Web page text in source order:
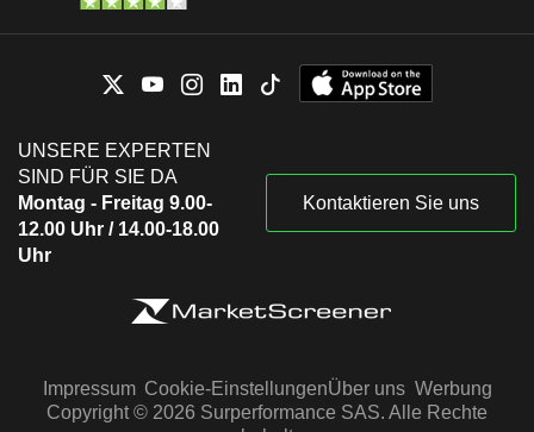
UNSERE EXPERTEN
SIND FÜR SIE DA
Montag - Freitag 9.00-
12.00 Uhr / 14.00-18.00
Uhr
Kontaktieren Sie uns
Impressum Cookie-EinstellungenÜber uns Werbung
Copyright © 2026 Surperformance SAS. Alle Rechte